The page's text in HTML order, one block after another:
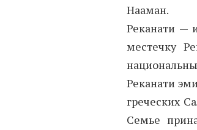
Нааман.
Реканати —
местечку
Реканати
греческих
Семье